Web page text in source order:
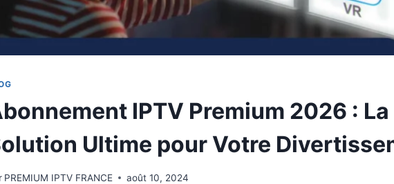
IPTV Premium 2026 :
Ultime pour Votre
PREMIUM IPTV FRANCE août 10, 2024